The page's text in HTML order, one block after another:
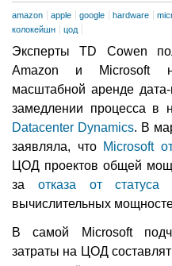
amazon apple google hardware
колокейшн
цод
Эксперты TD Cowen
Amazon и Microsoft
масштабной аренде
замедлении процесса в
Datacenter Dynamics. В
заявляла, что Microsoft
ЦОД проектов общей
за отказа от статуса
вычислительных
В самой Microsoft
затраты на ЦОД составлят